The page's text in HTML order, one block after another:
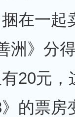
在一起
洲》分
有20元
的票房